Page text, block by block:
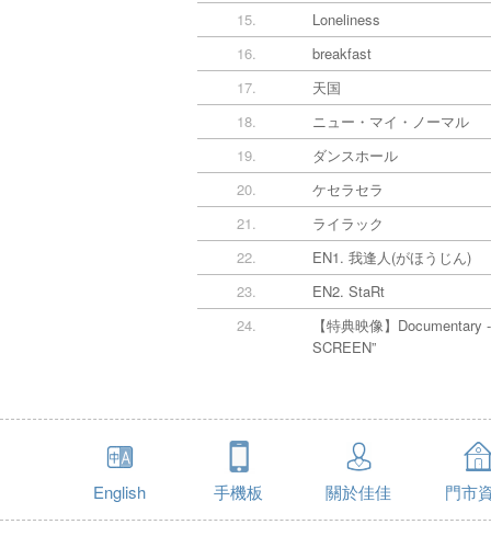
15.
Loneliness
16.
breakfast
17.
天国
18.
ニュー・マイ・ノーマル
19.
ダンスホール
20.
ケセラセラ
21.
ライラック
22.
EN1. 我逢人(がほうじん)
23.
EN2. StaRt
24.
【特典映像】
SCREEN”
English 手機板 關於佳佳 門市